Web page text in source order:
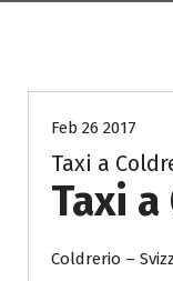
Feb 26 2017
Taxi a
Taxi
Coldrerio –